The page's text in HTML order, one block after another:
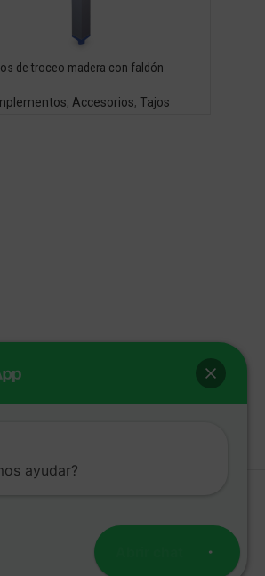
de troceo madera con faldón
, Accesorios, Tajos
ayudar?